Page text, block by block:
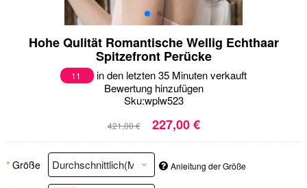
Hohe Qulität Romantische Wellig Echthaar
Spitzefront Perücke
11
in den letzten 35 Minuten verkauft
Bewertung hinzufügen
Sku:wplw523
421,00 € 227,00 €
* Größe Anleitung der Größe